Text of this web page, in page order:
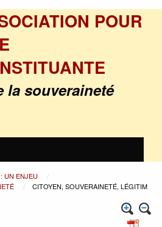
POUR
la souveraineté
UN ENJEU
CITOYEN, SOUVERAINETÉ, LÉGITIM